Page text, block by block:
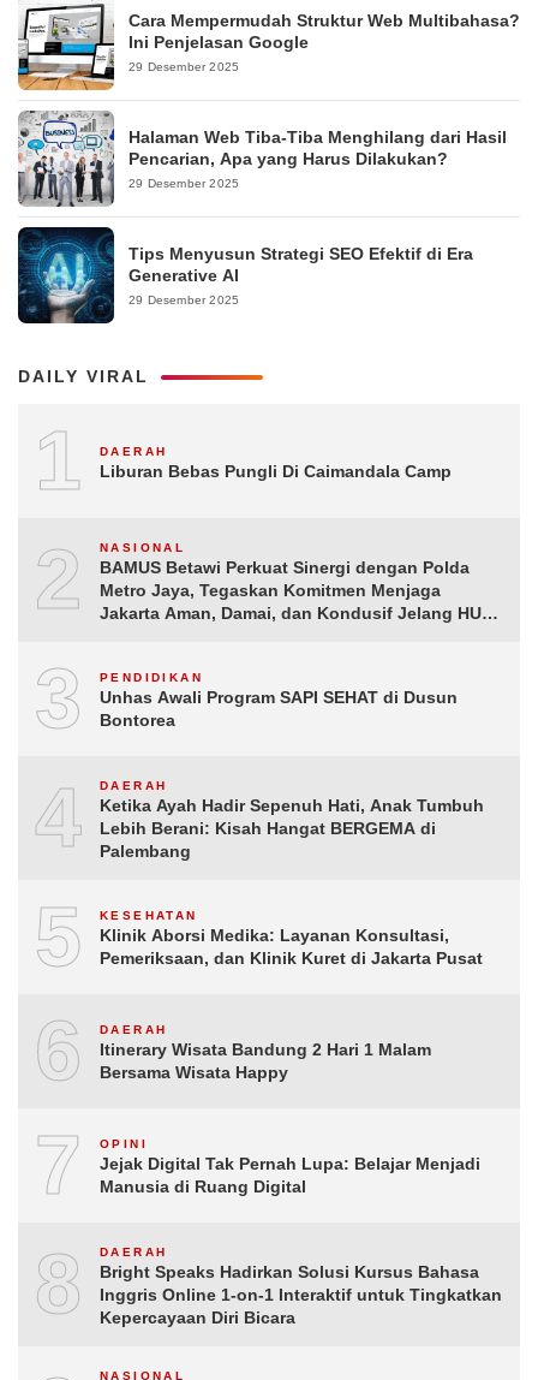
Cara Mempermudah Struktur Web Multibahasa?
Ini Penjelasan Google
29 Desember 2025
Halaman Web Tiba-Tiba Menghilang dari Hasil
Pencarian, Apa yang Harus Dilakukan?
29 Desember 2025
Tips Menyusun Strategi SEO Efektif di Era
Generative AI
29 Desember 2025
DAILY VIRAL
1 DAERAH
Liburan Bebas Pungli Di Caimandala Camp
2 NASIONAL
BAMUS Betawi Perkuat Sinergi dengan Polda
Metro Jaya, Tegaskan Komitmen Menjaga
Jakarta Aman, Damai, dan Kondusif Jelang HUT
3 PENDIDIKAN
Unhas Awali Program SAPI SEHAT di Dusun
Bontorea
4 DAERAH
Ketika Ayah Hadir Sepenuh Hati, Anak Tumbuh
Lebih Berani: Kisah Hangat BERGEMA di
Palembang
5 KESEHATAN
Klinik Aborsi Medika: Layanan Konsultasi,
Pemeriksaan, dan Klinik Kuret di Jakarta Pusat
6 DAERAH
Itinerary Wisata Bandung 2 Hari 1 Malam
Bersama Wisata Happy
7 OPINI
Jejak Digital Tak Pernah Lupa: Belajar Menjadi
Manusia di Ruang Digital
8 DAERAH
Bright Speaks Hadirkan Solusi Kursus Bahasa
Inggris Online 1-on-1 Interaktif untuk Tingkatkan
Kepercayaan Diri Bicara
NASIONAL